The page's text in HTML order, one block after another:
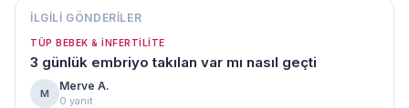
İLGILI GÖNDERILER
TÜP BEBEK & İNFERTILITE
3 günlük embriyo takılan var mı nasıl geçti
M
Merve A.
0 yanıt